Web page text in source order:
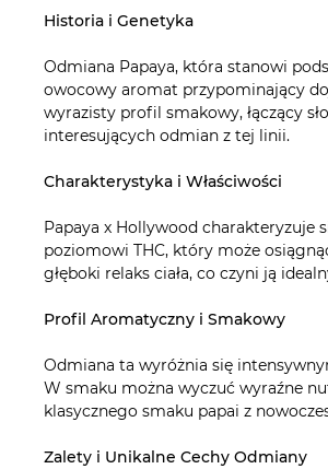
Historia i Genetyka
Odmiana Papaya, która stanowi
owocowy aromat przypominający
wyrazisty profil smakowy, łączący
interesujących odmian z tej linii.
Charakterystyka i Właściwości
Papaya x Hollywood charakteryzuje
poziomowi THC, który może
głęboki relaks ciała, co czyni ją
Profil Aromatyczny i Smakowy
Odmiana ta wyróżnia się
W smaku można wyczuć wyraźne
klasycznego smaku papai z
Zalety i Unikalne Cechy Odmiany